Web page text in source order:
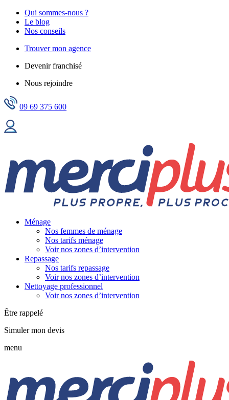
Qui sommes-nous ?
Le blog
Nos conseils
Trouver mon agence
Devenir franchisé
Nous rejoindre
09 69 375 600
Ménage
Nos femmes de ménage
Nos tarifs ménage
Voir nos zones d’intervention
Repassage
Nos tarifs repassage
Voir nos zones d’intervention
Nettoyage professionnel
Voir nos zones d’intervention
Être rappelé
Simuler mon devis
menu